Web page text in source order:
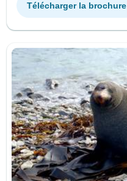
Télécharger la brochure